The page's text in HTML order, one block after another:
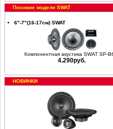
Похожие модели SWAT
6"-7"(16-17см) SWAT
Компонентная акустика SWAT SP-
4.290руб.
НОВИНКИ